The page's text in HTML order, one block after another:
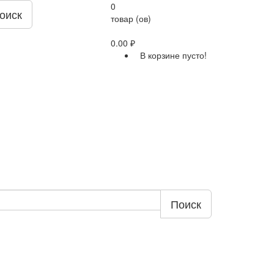
0
товар (ов)
0.00 ₽
В корзине пусто!
Поиск